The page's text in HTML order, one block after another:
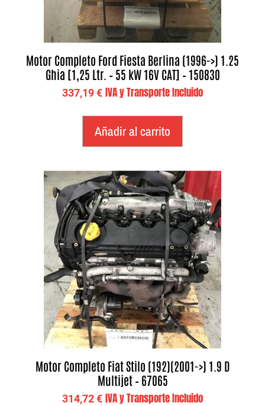
Motor Completo Ford Fiesta Berlina (1996->) 1.25
Ghia [1,25 Ltr. – 55 kW 16V CAT] – 150830
337,19€ IVA y Transporte Incluido
Añadir al carrito
Motor Completo Fiat Stilo (192)(2001->) 1.9 D
Multijet – 67065
314,72€ IVA y Transporte Incluido